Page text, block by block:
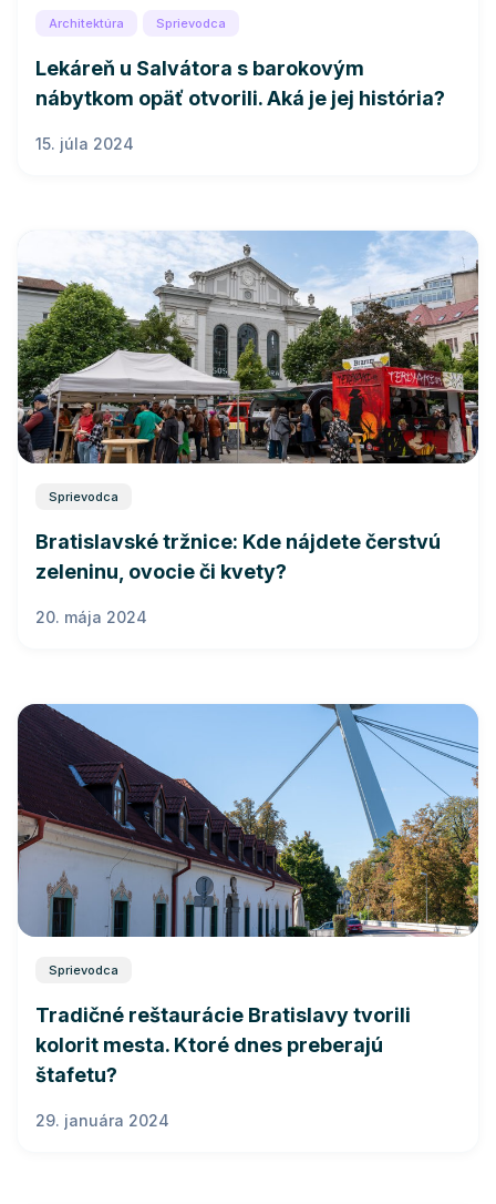
Architektúra Sprievodca
Lekáreň u Salvátora s barokovým
nábytkom opäť otvorili. Aká je jej história?
15. júla 2024
Sprievodca
Bratislavské tržnice: Kde nájdete čerstvú
zeleninu, ovocie či kvety?
20. mája 2024
Sprievodca
Tradičné reštaurácie Bratislavy tvorili
kolorit mesta. Ktoré dnes preberajú
štafetu?
29. januára 2024